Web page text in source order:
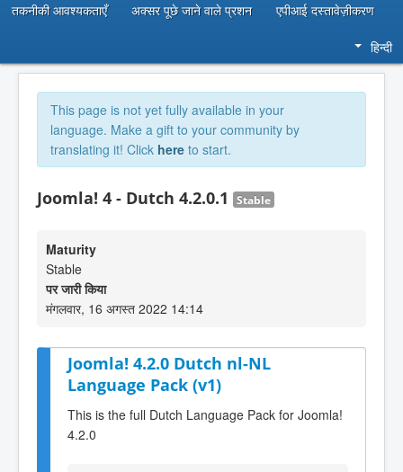
तकनीकी आवश्यकताएँ अक्सर पूछे जाने वाले प्रशन एपीआई दस्तावेज़ीकरण
हिन्दी
This page is not yet fully available in your
language. Make a gift to your community by
translating it! Click here to start.
Joomla! 4 - Dutch 4.2.0.1 Stable
Maturity
Stable
पर जारी किया
मंगलवार, 16 अगस्त 2022 14:14
Joomla! 4.2.0 Dutch nl-NL
Language Pack (v1)
This is the full Dutch Language Pack for Joomla!
4.2.0